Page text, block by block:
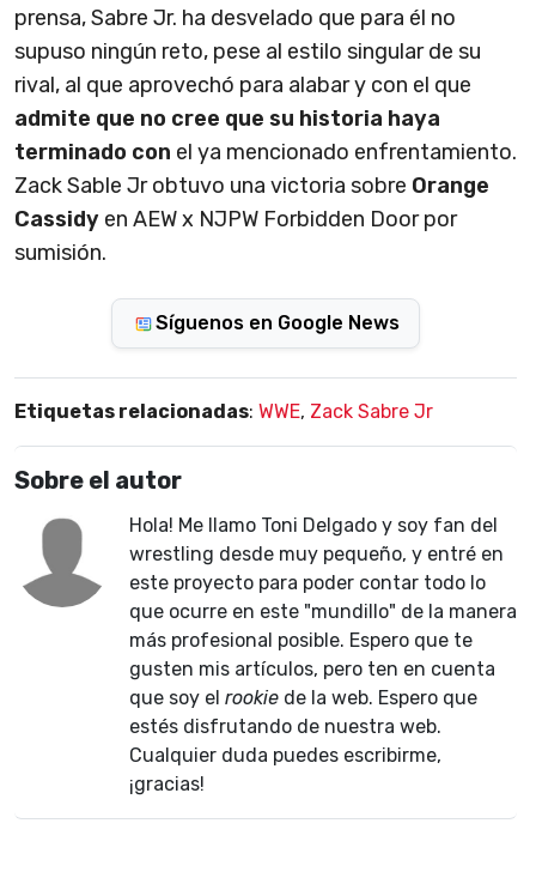
prensa, Sabre Jr. ha desvelado que para él no
supuso ningún reto, pese al estilo singular de su
rival, al que aprovechó para alabar y con el que
admite que no cree que su historia haya
terminado con el ya mencionado enfrentamiento.
Zack Sable Jr obtuvo una victoria sobre Orange
Cassidy en AEW x NJPW Forbidden Door por
sumisión.
Síguenos en Google News
Etiquetas relacionadas: WWE, Zack Sabre Jr
Sobre el autor
Hola! Me llamo Toni Delgado y soy fan del
wrestling desde muy pequeño, y entré en
este proyecto para poder contar todo lo
que ocurre en este "mundillo" de la manera
más profesional posible. Espero que te
gusten mis artículos, pero ten en cuenta
que soy el rookie de la web. Espero que
estés disfrutando de nuestra web.
Cualquier duda puedes escribirme,
¡gracias!